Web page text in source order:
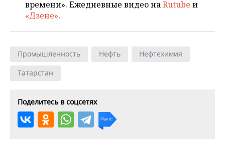
времени». Ежедневные видео наRutube и
«Дзене».
Промышленность Нефть
Нефтехимия
Татарстан
Поделитесь в соцсетях